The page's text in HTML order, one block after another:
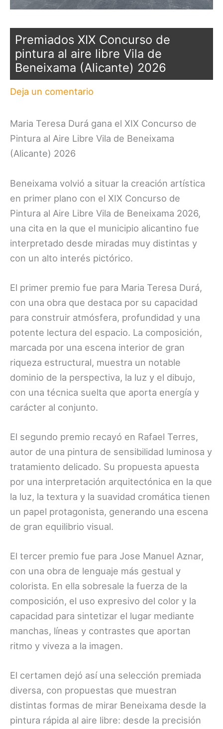
Premiados XIX Concurso de
pintura al aire libre Vila de
Beneixama (Alicante) 2026
Deja un comentario
Maria Teresa Durá gana el XIX Concurso de
Pintura al Aire Libre Vila de Beneixama
(Alicante) 2026
Beneixama volvió a situar la creación artística
en primer plano con el XIX Concurso de
Pintura al Aire Libre Vila de Beneixama 2026,
una cita en la que el municipio alicantino fue
interpretado desde miradas muy distintas y
con un alto interés pictórico.
El primer premio fue para Maria Teresa Durá,
con una obra que destaca por su capacidad
para construir atmósfera, profundidad y una
potente lectura del espacio. La composición,
marcada por una escena interior de gran
riqueza estructural, muestra un notable
dominio de la perspectiva, la luz y el dibujo,
con una técnica suelta que aporta energía y
carácter al conjunto.
El segundo premio recayó en Rafael Terres,
autor de una pintura de sensibilidad luminosa y
tratamiento delicado. Su propuesta apuesta
por una interpretación arquitectónica en la que
la luz, la textura y la suavidad cromática tienen
un papel protagonista, generando una escena
de gran equilibrio visual.
El tercer premio fue para Jose Manuel Aznar,
con una obra de lenguaje más gestual y
colorista. En ella sobresale la fuerza de la
composición, el uso expresivo del color y la
capacidad para sintetizar el lugar mediante
manchas, líneas y contrastes que aportan
ritmo y viveza a la imagen.
El certamen dejó así una selección premiada
diversa, con propuestas que muestran
distintas formas de mirar Beneixama desde la
pintura rápida al aire libre: desde la precisión